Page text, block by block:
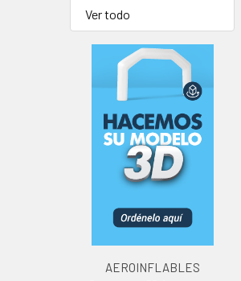
Ver todo
AEROINFLABLES